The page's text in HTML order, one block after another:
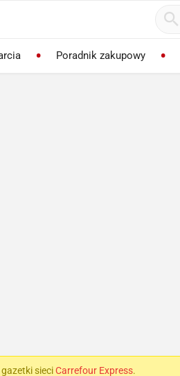
Poradnik zakupowy
sieciCarrefour Express.